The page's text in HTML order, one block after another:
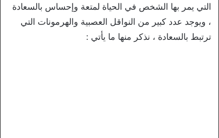
التي يمر بها الشخص في الحياة لمتعة وإحساس بالسعادة
، ويوجد عدد كبير من النواقل العصبية والهرمونات التي
ترتبط بالسعادة ، نذكر منها ما يأتي :